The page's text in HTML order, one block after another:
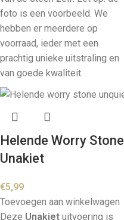
foto is een voorbeeld. We
hebben er meerdere op
voorraad, ieder met een
prachtig unieke uitstraling en
van goede kwaliteit.
Helende Worry Stone
Unakiet
€5,99
Toevoegen aan winkelwagen
Deze Unakiet uitvoering is